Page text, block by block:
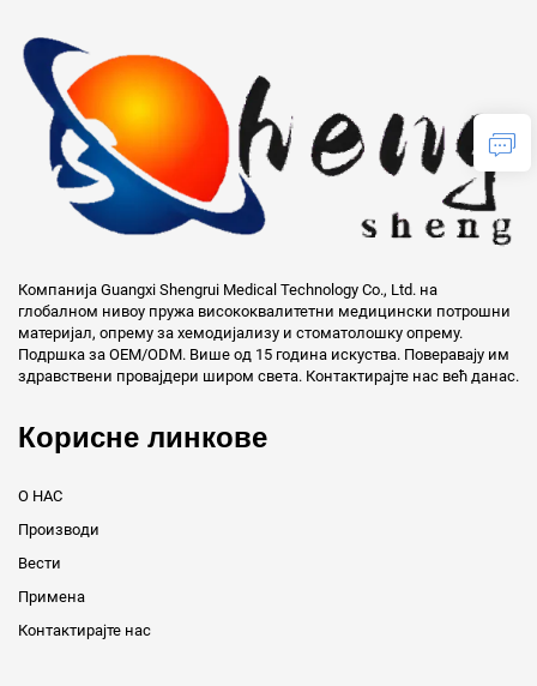
Компанија Guangxi Shengrui Medical Technology Co., Ltd. на
глобалном нивоу пружа висококвалитетни медицински потрошни
материјал, опрему за хемодијализу и стоматолошку опрему.
Подршка за OEM/ODM. Више од 15 година искуства. Поверавају им
здравствени провајдери широм света. Контактирајте нас већ данас.
Корисне линкове
О НАС
Производи
Вести
Примена
Контактирајте нас